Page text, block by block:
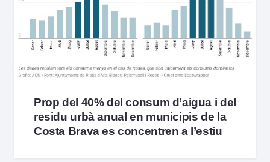
Prop del 40% del consum d’aigua i del
residu urbà anual en municipis de la
Costa Brava es concentren a l’estiu